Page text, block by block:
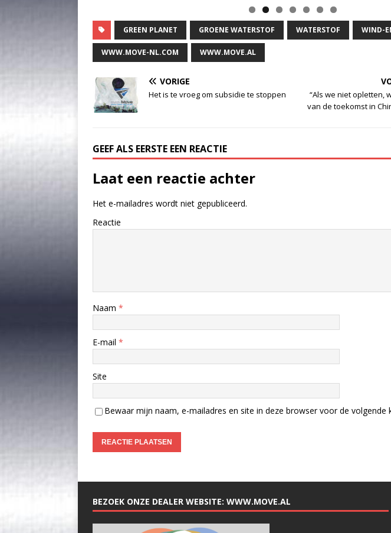
GREEN PLANET GROENE WATERSTOF WATERSTOF WIND-
WWW.MOVE-NL.COM WWW.MOVE.AL
VORIGE
Het is te vroeg om subsidie te stoppen
“Als we niet opletten,
van de toekomst in
GEEF ALS EERSTE EEN REACTIE
Laat een reactie achter
Het e-mailadres wordt niet gepubliceerd.
Reactie
Naam *
E-mail *
Site
Bewaar mijn naam, e-mailadres en site in deze browser voor de volgende
BEZOEK ONZE DEALER WEBSITE: WWW.MOVE.AL